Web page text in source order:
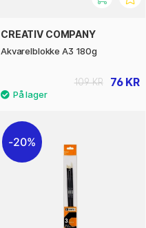
CREATIV COMPANY
Akvarelblokke A3 180g
76 KR
109 KR
20%